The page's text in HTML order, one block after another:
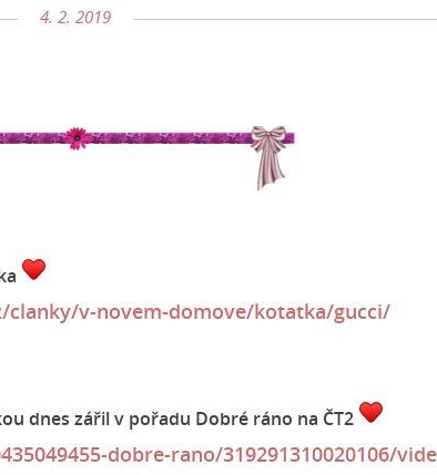
4. 2. 2019
v-novem-domove/kotatka/gucci/
dnes zářil v pořadu Dobré ráno na ČT2
dobre-rano/319291310020106/